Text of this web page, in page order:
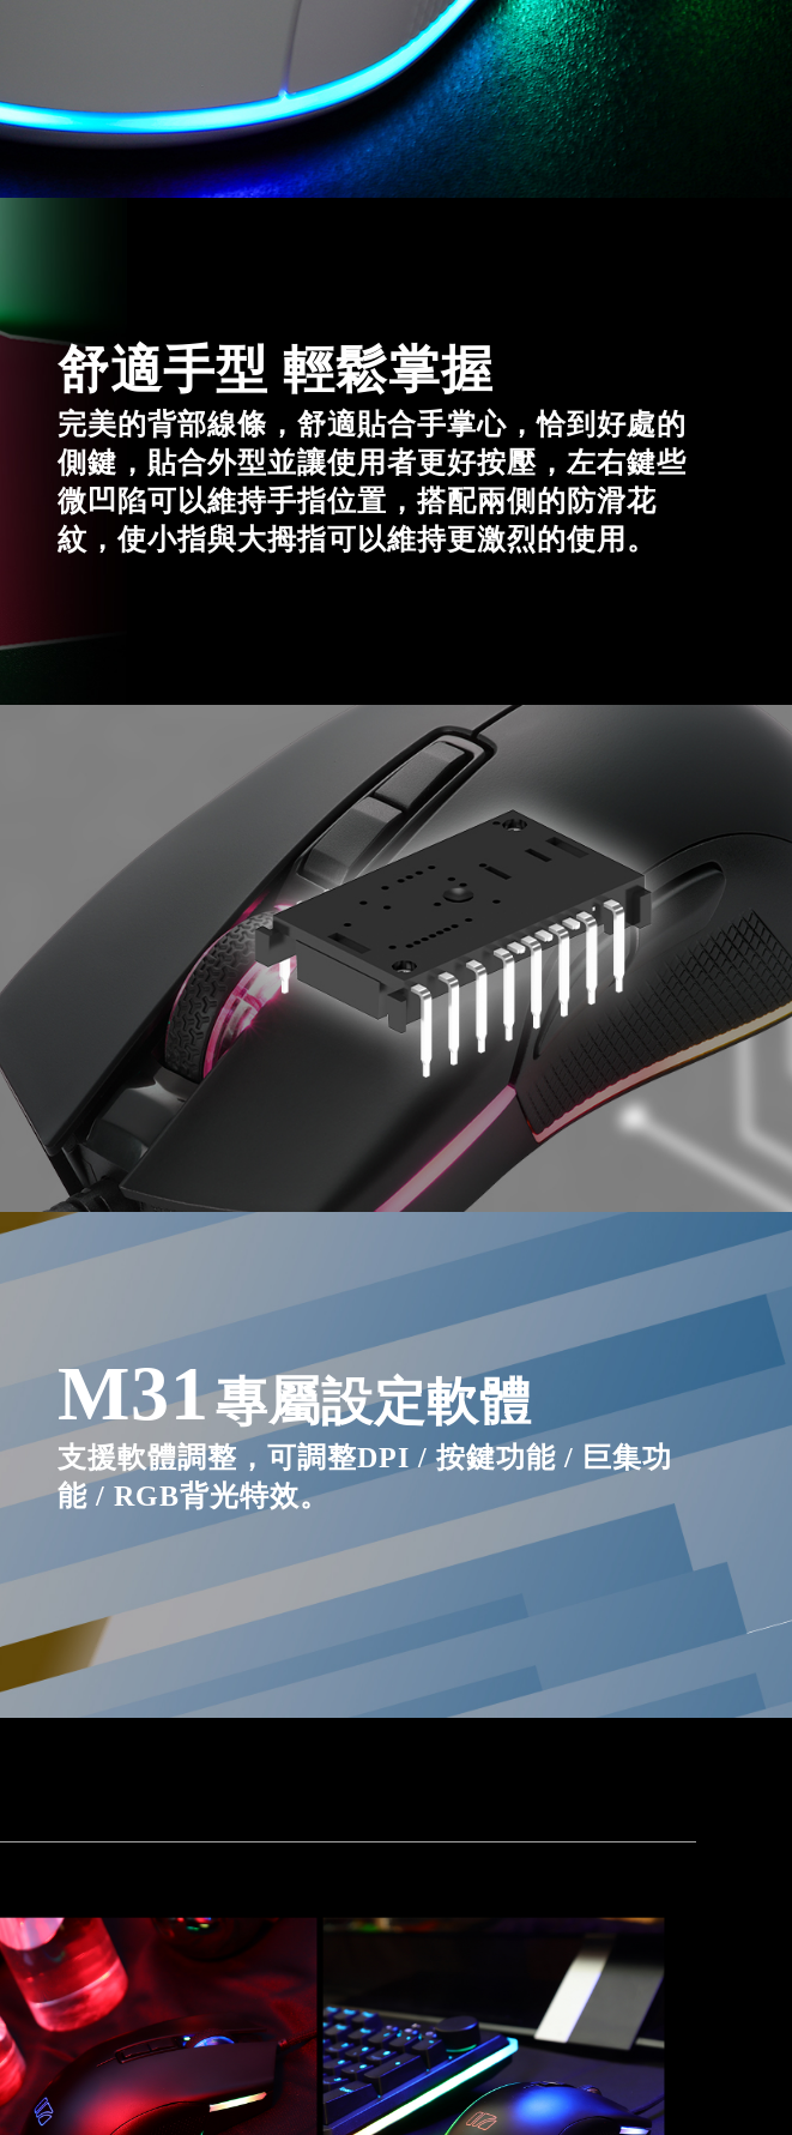
舒適手型 輕鬆掌握
完美的背部線條，舒適貼合手掌心，恰到好處的
側鍵，貼合外型並讓使用者更好按壓，左右鍵些
微凹陷可以維持手指位置，搭配兩側的防滑花
紋，使小指與大拇指可以維持更激烈的使用。
M31專屬設定軟體
支援軟體調整，可調整DPI / 按鍵功能 / 巨集功
能 / RGB背光特效。